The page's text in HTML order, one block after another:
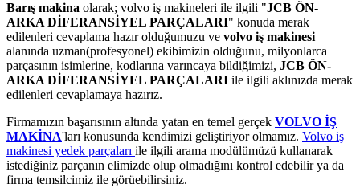
Barış makina olarak; volvo iş makineleri ile ilgili "JCB ÖN-
ARKA DİFERANSİYEL PARÇALARI" konuda merak
edilenleri cevaplama hazır olduğumuzu ve volvo iş makinesi
alanında uzman(profesyonel) ekibimizin olduğunu, milyonlarca
parçasının isimlerine, kodlarına varıncaya bildiğimizi, JCB ÖN-
ARKA DİFERANSİYEL PARÇALARI ile ilgili aklınızda merak
edilenleri cevaplamaya hazırız.
Firmamızın başarısının altında yatan en temel gerçek VOLVO İŞ
MAKİNA'ları konusunda kendimizi geliştiriyor olmamız. Volvo iş
makinesi yedek parçaları ile ilgili arama modülümüzü kullanarak
istediğiniz parçanın elimizde olup olmadığını kontrol edebilir ya da
firma temsilcimiz ile görüebilirsiniz.